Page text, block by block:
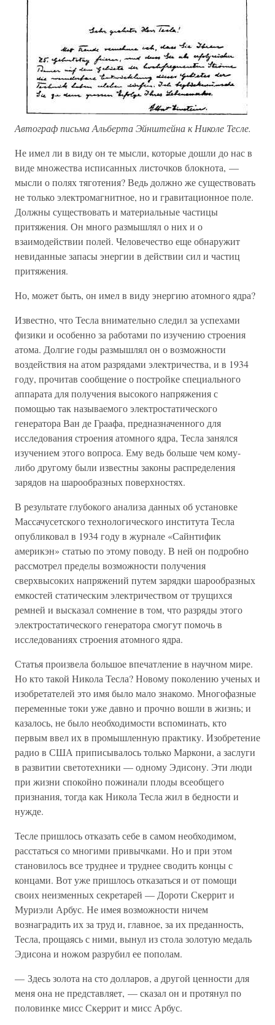
Автограф письма Альберта Эйнштейна к Николе Тесле.
Не имел ли в виду он те мысли, которые дошли до нас в
виде множества исписанных листочков блокнота, —
мысли о полях тяготения? Ведь должно же существовать
не только электромагнитное, но и гравитационное поле.
Должны существовать и материальные частицы
притяжения. Он много размышлял о них и о
взаимодействии полей. Человечество еще обнаружит
невиданные запасы энергии в действии сил и частиц
притяжения.
Но, может быть, он имел в виду энергию атомного ядра?
Известно, что Тесла внимательно следил за успехами
физики и особенно за работами по изучению строения
атома. Долгие годы размышлял он о возможности
воздействия на атом разрядами электричества, и в 1934
году, прочитав сообщение о постройке специального
аппарата для получения высокого напряжения с
помощью так называемого электростатического
генератора Ван де Граафа, предназначенного для
исследования строения атомного ядра, Тесла занялся
изучением этого вопроса. Ему ведь больше чем кому-
либо другому были известны законы распределения
зарядов на шарообразных поверхностях.
В результате глубокого анализа данных об установке
Массачусетского технологического института Тесла
опубликовал в 1934 году в журнале «Сайнтифик
америкэн» статью по этому поводу. В ней он подробно
рассмотрел пределы возможности получения
сверхвысоких напряжений путем зарядки шарообразных
емкостей статическим электричеством от трущихся
ремней и высказал сомнение в том, что разряды этого
электростатического генератора смогут помочь в
исследованиях строения атомного ядра.
Статья произвела большое впечатление в научном мире.
Но кто такой Никола Тесла? Новому поколению ученых и
изобретателей это имя было мало знакомо. Многофазные
переменные токи уже давно и прочно вошли в жизнь; и
казалось, не было необходимости вспоминать, кто
первым ввел их в промышленную практику. Изобретение
радио в США приписывалось только Маркони, а заслуги
в развитии светотехники — одному Эдисону. Эти люди
при жизни спокойно пожинали плоды всеобщего
признания, тогда как Никола Тесла жил в бедности и
нужде.
Тесле пришлось отказать себе в самом необходимом,
расстаться со многими привычками. Но и при этом
становилось все труднее и труднее сводить концы с
концами. Вот уже пришлось отказаться и от помощи
своих неизменных секретарей — Дороти Скеррит и
Муриэли Арбус. Не имея возможности ничем
вознаградить их за труд и, главное, за их преданность,
Тесла, прощаясь с ними, вынул из стола золотую медаль
Эдисона и ножом разрубил ее пополам.
— Здесь золота на сто долларов, а другой ценности для
меня она не представляет, — сказал он и протянул по
половинке мисс Скеррит и мисс Арбус.